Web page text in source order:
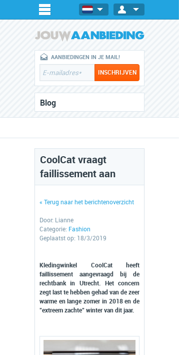
AANBIEDINGEN IN JE MAIL!
Blog
CoolCat vraagt
faillissement aan
« Terug naar het berichtenoverzicht
Door: Lianne
Categorie: Fashion
Geplaatst op: 18/3/2019
Kledingwinkel CoolCat heeft
faillissement aangevraagd bij de
rechtbank in Utrecht. Het concern
zegt last te hebben gehad van de zeer
warme en lange zomer in 2018 en de
"extreem zachte" winter van dit jaar.